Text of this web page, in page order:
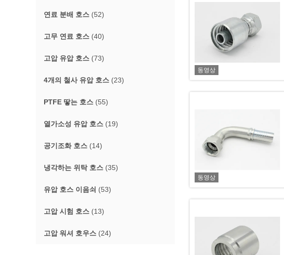
연료 분배 호스 (52)
고무 연료 호스 (40)
고압 유압 호스 (73)
4개의 철사 유압 호스 (23)
PTFE 땋는 호스 (55)
열가소성 유압 호스 (19)
공기조화 호스 (14)
냉각하는 위탁 호스 (35)
유압 호스 이음쇠 (53)
고압 시험 호스 (13)
고압 워셔 호우스 (24)
동영상
동영상